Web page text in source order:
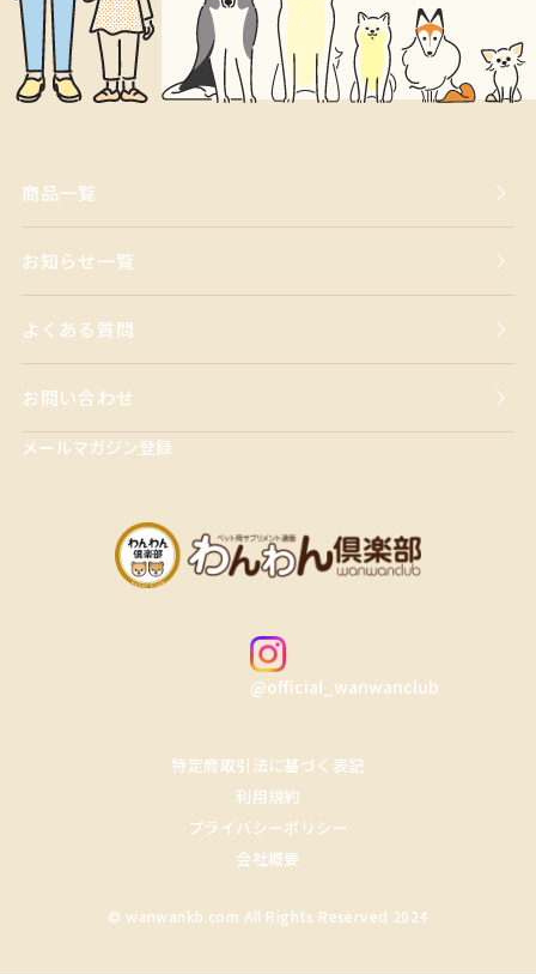
商品一覧
お知らせ一覧
よくある質問
お問い合わせ
メールマガジン登録
@official_wanwanclub
特定商取引法に基づく表記
利用規約
プライバシーポリシー
会社概要
© wanwankb.com All Rights Reserved 2024